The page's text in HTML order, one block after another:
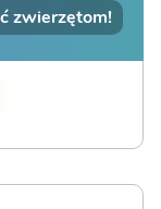
zwierzętom!